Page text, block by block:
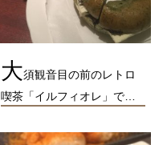
大須観音目の前のレトロ
喫茶「イルフィオレ」で…